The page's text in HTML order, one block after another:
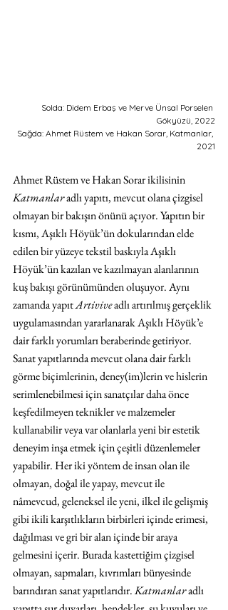
Solda: Didem Erbaş ve Merve Ünsal Porselen
Gökyüzü, 2022
Sağda: Ahmet Rüstem ve Hakan Sorar, Katmanlar,
2021
Ahmet Rüstem ve Hakan Sorar ikilisinin
Katmanlar adlı yapıtı, mevcut olana çizgisel
olmayan bir bakışın önünü açıyor. Yapıtın bir
kısmı, Aşıklı Höyük’ün dokularından elde
edilen bir yüzeye tekstil baskıyla Aşıklı
Höyük’ün kazılan ve kazılmayan alanlarının
kuş bakışı görünümünden oluşuyor. Aynı
zamanda yapıt Artivive adlı artırılmış gerçeklik
uygulamasından yararlanarak Aşıklı Höyük’e
dair farklı yorumları beraberinde getiriyor.
Sanat yapıtlarında mevcut olana dair farklı
görme biçimlerinin, deney(im)lerin ve hislerin
serimlenebilmesi için sanatçılar daha önce
keşfedilmeyen teknikler ve malzemeler
kullanabilir veya var olanlarla yeni bir estetik
deneyim inşa etmek için çeşitli düzenlemeler
yapabilir. Her iki yöntem de insan olan ile
olmayan, doğal ile yapay, mevcut ile
nâmevcud, geleneksel ile yeni, ilkel ile gelişmiş
gibi ikili karşıtlıkların birbirleri içinde erimesi,
dağılması ve gri bir alan içinde bir araya
gelmesini içerir. Burada kastettiğim çizgisel
olmayan, sapmaları, kıvrımları bünyesinde
barındıran sanat yapıtlarıdır. Katmanlar adlı